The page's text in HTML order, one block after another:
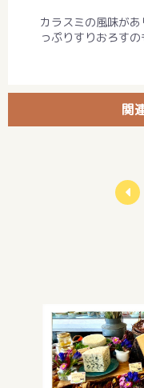
カラスミの風味が
っぷりすりおろすの
関